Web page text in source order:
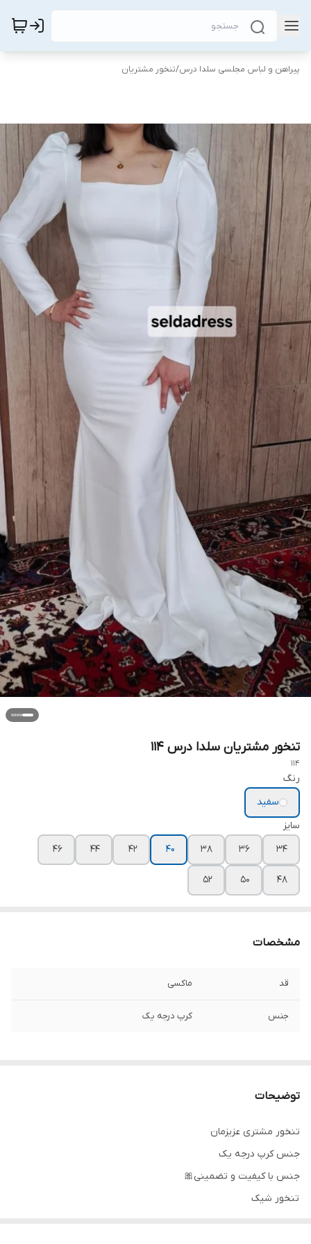
پیراهن و لباس مجلسی سلدا درس/تنخور مشتریان
تنخور مشتریان سلدا درس ۱۱۴
114
رنگ
سفید
سایز
۳۴
۳۶ ۳۸ ۴۰ ۴۲ ۴۴ ۴۶
۴۸ ۵۰ ۵۲
مشخصات
قد ماکسی
جنس کرپ درجه یک
توضیحات
تنخور مشتری عزیزمان
جنس کرپ درجه یک
جنس با کیفیت و تضمینی🎀
تنخور شیک